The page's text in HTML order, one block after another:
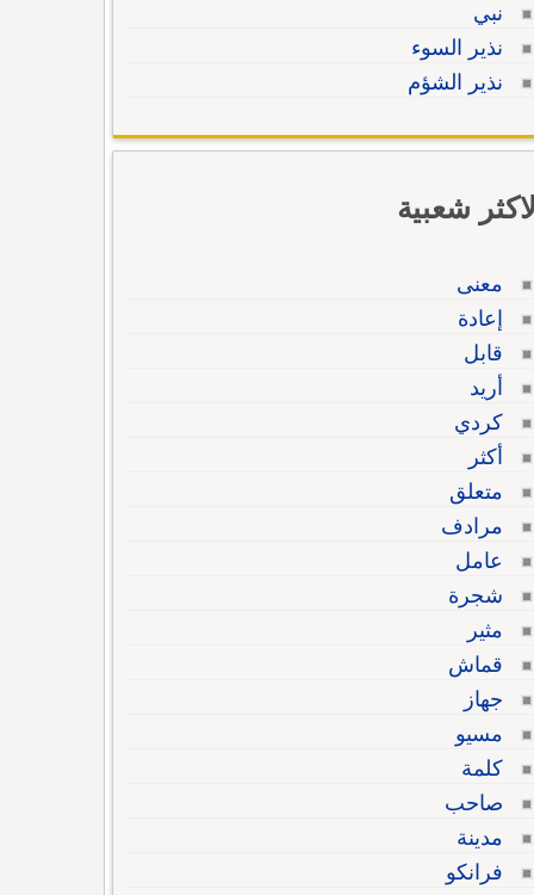
نبي
نذير السوء
نذير الشؤم
الاكثر شعبية
معنى
إعادة
قابل
أريد
كردي
أكثر
متعلق
مرادف
عامل
شجرة
مثير
قماش
جهاز
مسيو
كلمة
صاحب
مدينة
فرانكو